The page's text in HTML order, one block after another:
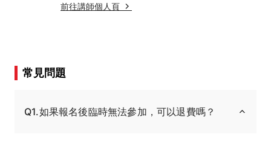
前往講師個人頁
常見問題
Q1.如果報名後臨時無法參加，可以退費嗎？